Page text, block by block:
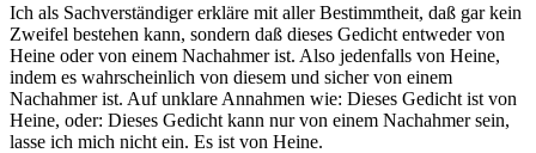
Ich als Sachverständiger erkläre mit aller Bestimmtheit, daß gar kein
Zweifel bestehen kann, sondern daß dieses Gedicht entweder von
Heine oder von einem Nachahmer ist. Also jedenfalls von Heine,
indem es wahrscheinlich von diesem und sicher von einem
Nachahmer ist. Auf unklare Annahmen wie: Dieses Gedicht ist von
Heine, oder: Dieses Gedicht kann nur von einem Nachahmer sein,
lasse ich mich nicht ein. Es ist von Heine.